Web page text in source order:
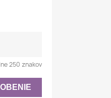
250 znakov